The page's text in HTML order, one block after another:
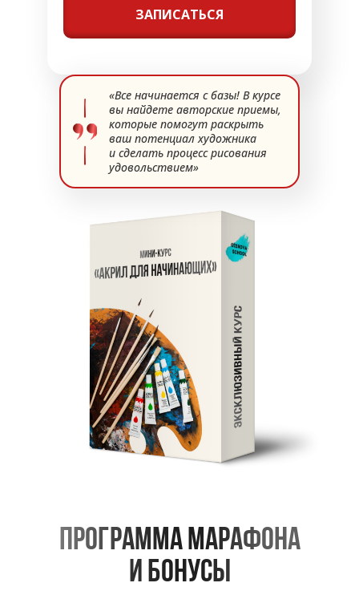
ЗАПИСАТЬСЯ
«Все начинается с базы! В курсе
вы найдете авторские приемы,
которые помогут раскрыть
ваш потенциал художника
и сделать процесс рисования
удовольствием»
ПРОГРАММА МАРАФОНА
И БОНУСЫ